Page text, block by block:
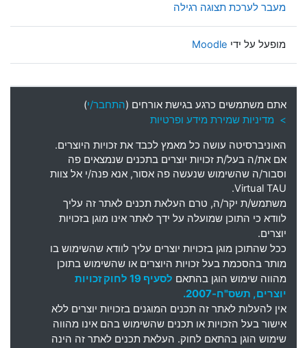
מעבר לערכת תצוגה רגילה
מופעל על ידי Moodle
אתם משתמשים כרגע בגישת אורחים (התחבר/י)
> מדיניות שמירת מידע ופרטיות
האוניברסיטה עושה כל מאמץ לכבד את זכויות היוצרים.
אם את/ה בעל/ת זכויות יוצרים בתכנים שנמצאים פה
וסבור/ה שהשימוש שנעשה פה אסור, אנא פנה/י אל צוות
Virtual TAU.
משתמש/ת יקר/ה, טרם העלאת תכנים לאתר זה עליך
לוודא כי התוכן שמועלה על ידך לאתר אינו מוגן בזכויות
יוצרים.
ככל שהתוכן מוגן בזכויות יוצרים עליך לוודא שהשימוש בו
מותר בהסכמת בעל זכויות היוצרים או שהשימוש בתוכן
מהווה שימוש הוגן בהתאם
לסעיף 19 לחוק זכויות
יוצרים, תשס"ח-2007.
אין להעלות לאתר זה תכנים המוגנים בזכויות יוצרים ללא
אישור בעל הזכויות או תכנים שהשימוש בהם אינו מהווה
שימוש הוגן בהתאם לחוק. העלאת תכנים לאתר זה הינה